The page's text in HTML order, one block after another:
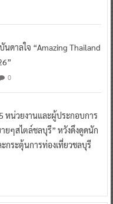
นดาลใจ “Amazing Thailand
0
หน่วยงานและผู้ประกอบการ
ยๆสไตล์ชลบุรี” หวังดึงดูดนัก
กระตุ้นการท่องเที่ยวชลบุรี